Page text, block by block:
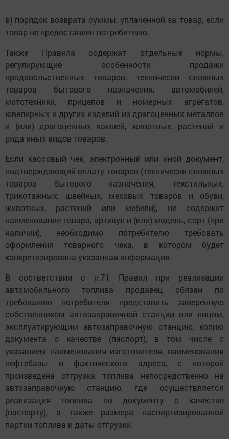
в) порядок возврата суммы, уплаченной за товар, если
товар не предоставлен потребителю.
Также Правила содержат отдельные нормы,
регулирующие особенности продажи
продовольственных товаров, технически сложных
товаров бытового назначения, автомобилей,
мототехники, прицепов и номерных агрегатов,
ювелирных и других изделий из драгоценных металлов
и (или) драгоценных камней, животных, растений и
ряда иных видов товаров.
Если кассовый чек, электронный или иной документ,
подтверждающий оплату товаров (технически сложных
товаров бытового назначения, текстильных,
трикотажных, швейных, меховых товаров и обуви,
животных, растений или мебели), не содержит
наименование товара, артикул и (или) модель, сорт (при
наличии), необходимо потребителю требовать
оформления товарного чека, в котором будет
конкретизирована указанная информация.
В соответствии с п.71 Правил при реализации
автомобильного топлива продавец обязан по
требованию потребителя представить заверенную
собственником автозаправочной станции или лицом,
эксплуатирующим автозаправочную станцию, копию
документа о качестве (паспорт), в том числе с
указанием наименования изготовителя, наименования
нефтебазы и фактического адреса, с которой
произведена отгрузка топлива непосредственно на
автозаправочную станцию, где осуществляется
реализация топлива по документу о качестве
(паспорту), а также размера паспортизированной
партии топлива и даты отгрузки.